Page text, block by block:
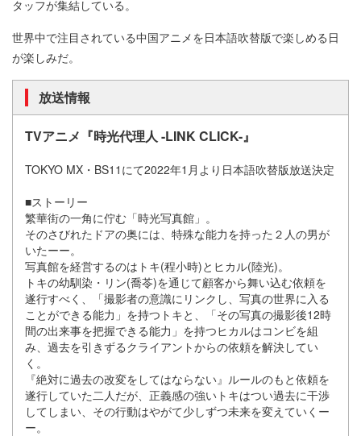
タッフが集結している。
世界中で注目されている中国アニメを日本語吹替版で楽しめる日
が楽しみだ。
放送情報
TVアニメ『時光代理人 -LINK CLICK-』
TOKYO MX・BS11にて2022年1月より日本語吹替版放送決定
■ストーリー
繁華街の一角に佇む「時光写真館」。
そのさびれたドアの奥には、特殊な能力を持った２人の男が
いたーー。
写真館を経営するのはトキ(程小時)とヒカル(陸光)。
トキの幼馴染・リン(喬苓)を通じて顧客から舞い込む依頼を
遂行すべく、「撮影者の意識にリンクし、写真の世界に入る
ことができる能力」を持つトキと、「その写真の撮影後12時
間の出来事を把握できる能力」を持つヒカルはコンビを組
み、過去を引きずるクライアントからの依頼を解決してい
く。
『絶対に過去の改変をしてはならない』ルールのもと依頼を
遂行していた二人だが、正義感の強いトキはつい過去に干渉
してしまい、その行動はやがて少しずつ未来を変えていくー
ー。